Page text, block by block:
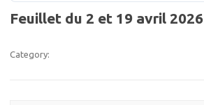
Feuillet du 2 et 19 avril 2026
Category: